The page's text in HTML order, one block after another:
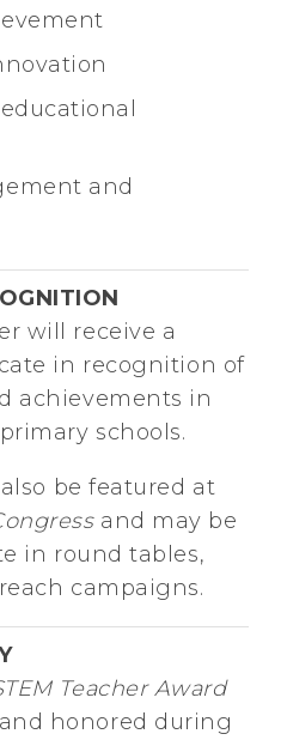
and
will receive a
in recognition of
achievements in
schools.
be featured at
and may be
in round tables,
campaigns.
Teacher Award
honored during